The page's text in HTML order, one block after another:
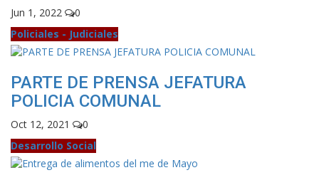
Jun 1, 2022
0
Policiales - Judiciales
PARTE DE PRENSA JEFATURA
POLICIA COMUNAL
Oct 12, 2021
0
Desarrollo Social